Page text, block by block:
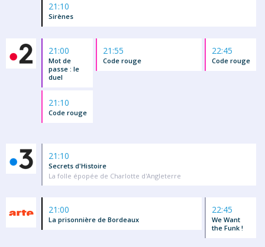
21:10
Sirènes
21:00
Mot de
passe : le
duel
21:10
Code rouge
21:55
Code rouge
22:45
Code rouge
21:10
Secrets d'Histoire
La folle épopée de Charlotte d'Angleterre
21:00
La prisonnière de Bordeaux
22:45
We Want
the Funk !